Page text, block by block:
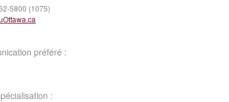
5800 (1075)
préféré :
: